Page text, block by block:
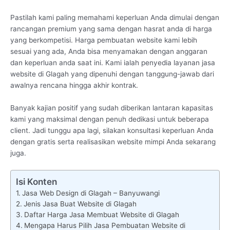
Pastilah kami paling memahami keperluan Anda dimulai dengan
rancangan premium yang sama dengan hasrat anda di harga
yang berkompetisi. Harga pembuatan website kami lebih
sesuai yang ada, Anda bisa menyamakan dengan anggaran
dan keperluan anda saat ini. Kami ialah penyedia layanan jasa
website di Glagah yang dipenuhi dengan tanggung-jawab dari
awalnya rencana hingga akhir kontrak.
Banyak kajian positif yang sudah diberikan lantaran kapasitas
kami yang maksimal dengan penuh dedikasi untuk beberapa
client. Jadi tunggu apa lagi, silakan konsultasi keperluan Anda
dengan gratis serta realisasikan website mimpi Anda sekarang
juga.
Isi Konten
Jasa Web Design di Glagah – Banyuwangi
Jenis Jasa Buat Website di Glagah
Daftar Harga Jasa Membuat Website di Glagah
Mengapa Harus Pilih Jasa Pembuatan Website di